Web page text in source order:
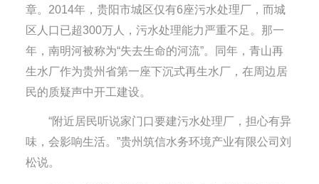
章。2014年，贵阳市城区仅有6座污水处理厂，而城
区人口已超300万人，污水处理能力严重不足。那一
年，南明河被称为“失去生命的河流”。同年，青山再
生水厂作为贵州省第一座下沉式再生水厂，在周边居
民的质疑声中开工建设。
“附近居民听说家门口要建污水处理厂，担心有异
味，会影响生活。”贵州筑信水务环境产业有限公司刘
松说。